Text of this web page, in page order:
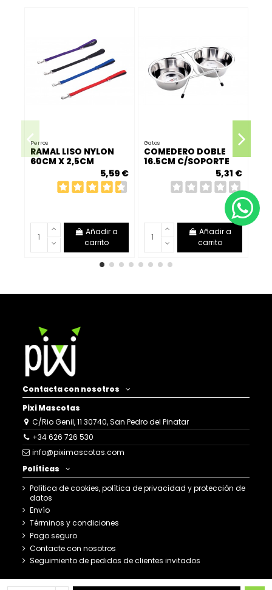
Perros
RAMAL LISO NYLON
60CM X 2,5CM
5,59 €
Añadir a
carrito
Gatos
COMEDERO DOBLE
16.5CM C/SOPORTE
5,31 €
Añadir a
carrito
Contacta con nosotros
Pixi Mascotas
C/Rio Genil, 11 30740, San Pedro del Pinatar
+34 626 726 530
info@piximascotas.com
Políticas
Política de cookies, política de privacidad y protección de
datos
Envío
Términos y condiciones
Pago seguro
Contacte con nosotros
Seguimiento de pedidos de clientes invitados